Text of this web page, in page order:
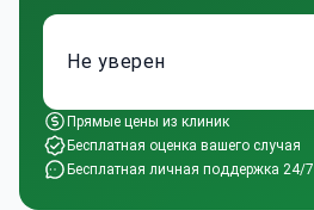
Не уверен
Прямые цены из клиник
Бесплатная оценка вашего случая
Бесплатная личная поддержка 24/7